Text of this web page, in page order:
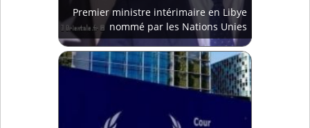
Premier ministre intérimaire en Libye
nommé par les Nations Unies